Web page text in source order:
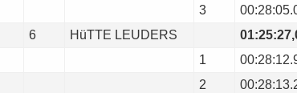
3
6 HüTTE LEUDERS
1
2